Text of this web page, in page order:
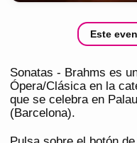
Este
Sonatas - Brahms es
Ópera/Clásica en la
que se celebra en
(Barcelona).